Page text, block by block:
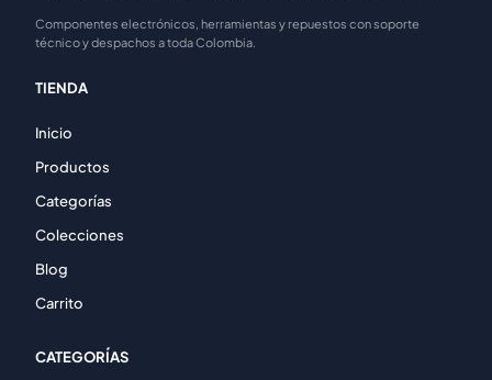
Componentes electrónicos, herramientas y repuestos con soporte
técnico y despachos a toda Colombia.
TIENDA
Inicio
Productos
Categorías
Colecciones
Blog
Carrito
CATEGORÍAS